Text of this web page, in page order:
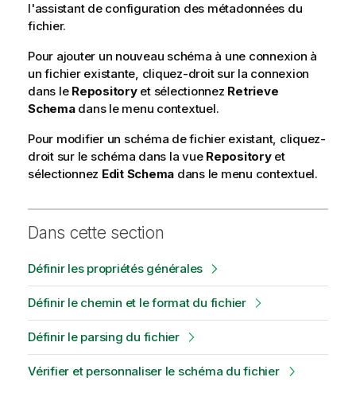
l'assistant de configuration des métadonnées du
fichier.
Pour ajouter un nouveau schéma à une connexion à
un fichier existante, cliquez-droit sur la connexion
dans le Repositoryet sélectionnez Retrieve
Schemadans le menu contextuel.
Pour modifier un schéma de fichier existant, cliquez-
droit sur le schéma dans la vue Repositoryet
sélectionnez Edit Schema dans le menu contextuel.
Dans cette section
Définir les propriétés générales
Définir le chemin et le format du fichier
Définir le parsing du fichier
Vérifier et personnaliser le schéma du fichier